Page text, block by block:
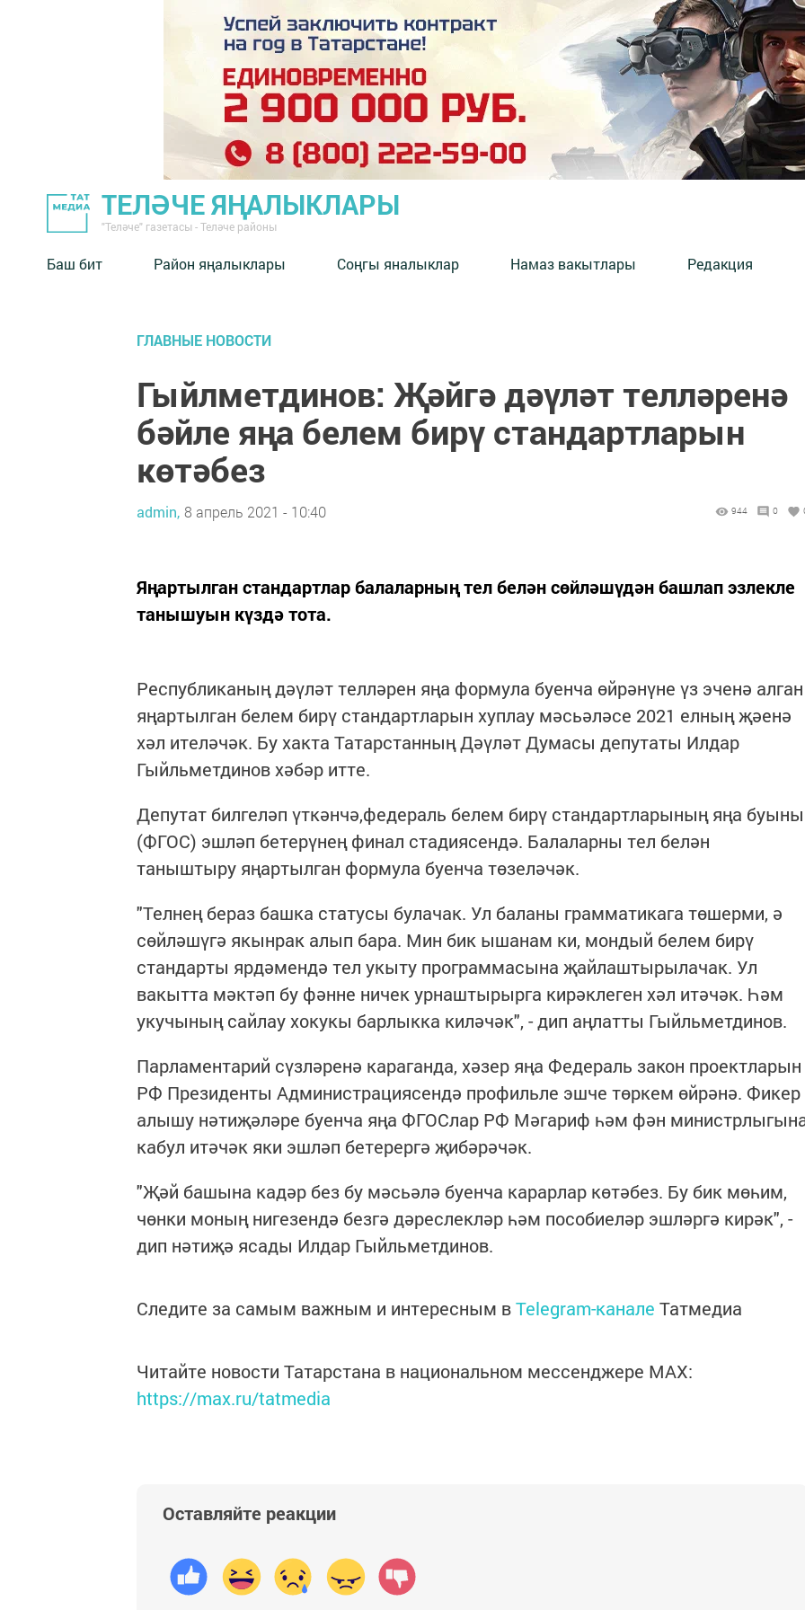
ТЕЛӘЧЕ ЯҢАЛЫКЛАРЫ
"Теләче" газетасы - Теләче районы
Баш бит Район яңалыклары Соңгы яналыклар Намаз вакытлары Редакция
ГЛАВНЫЕ НОВОСТИ
Гыйлметдинов: Җәйгә дәүләт телләренә
бәйле яңа белем бирү стандартларын
көтәбез
admin, 8 апрель 2021 - 10:40 944 0
Яңартылган стандартлар балаларның тел белән сөйләшүдән башлап эзлекле
танышуын күздә тота.
Республиканың дәүләт телләрен яңа формула буенча өйрәнүне үз эченә алган
яңартылган белем бирү стандартларын хуплау мәсьәләсе 2021 елның җәенә
хәл ителәчәк. Бу хакта Татарстанның Дәүләт Думасы депутаты Илдар
Гыйльметдинов хәбәр итте.
Депутат билгеләп үткәнчә,федераль белем бирү стандартларының яңа буыны
(ФГОС) эшләп бетерүнең финал стадиясендә. Балаларны тел белән
таныштыру яңартылган формула буенча төзеләчәк.
"Телнең бераз башка статусы булачак. Ул баланы грамматикага төшерми, ә
сөйләшүгә якынрак алып бара. Мин бик ышанам ки, мондый белем бирү
стандарты ярдәмендә тел укыту программасына җайлаштырылачак. Ул
вакытта мәктәп бу фәнне ничек урнаштырырга кирәклеген хәл итәчәк. Һәм
укучының сайлау хокукы барлыкка киләчәк", - дип аңлатты Гыйльметдинов.
Парламентарий сүзләренә караганда, хәзер яңа Федераль закон проектларын
РФ Президенты Администрациясендә профильле эшче төркем өйрәнә. Фикер
алышу нәтиҗәләре буенча яңа ФГОСлар РФ Мәгариф һәм фән
кабул итәчәк яки эшләп бетерергә җибәрәчәк.
"Җәй башына кадәр без бу мәсьәлә буенча карарлар көтәбез. Бу бик мөһим,
чөнки моның нигезендә безгә дәреслекләр һәм пособиеләр эшләргә кирәк", -
дип нәтиҗә ясады Илдар Гыйльметдинов.
Следите за самым важным и интересным вTelegram-канале Татмедиа
Читайте новости Татарстана в национальном мессенджере MАХ:
https://max.ru/tatmedia
Оставляйте реакции